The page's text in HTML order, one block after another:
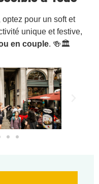
pour un soft et
unique et festive,
en couple. 🍻🏛️